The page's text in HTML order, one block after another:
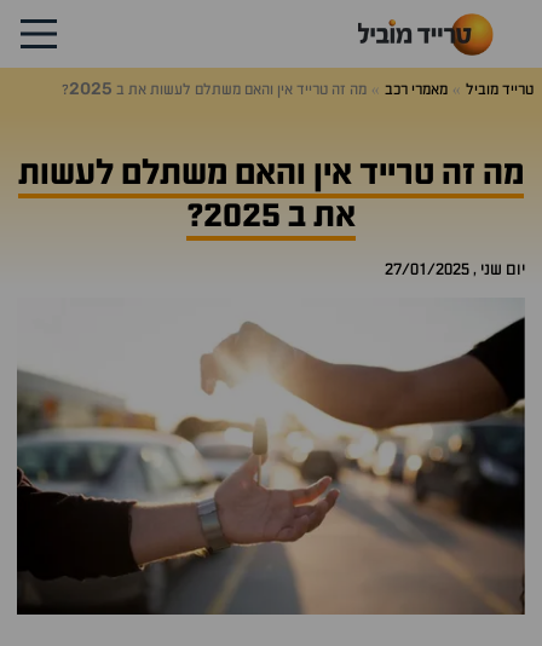
טרייד מוביל מאמרי רכב מה זה טרייד אין והאם משתלם לעשות את ב 2025
?
מה זה טרייד אין והאם משתלם לעשות
את ב 2025?
יום שני , 27/01/2025